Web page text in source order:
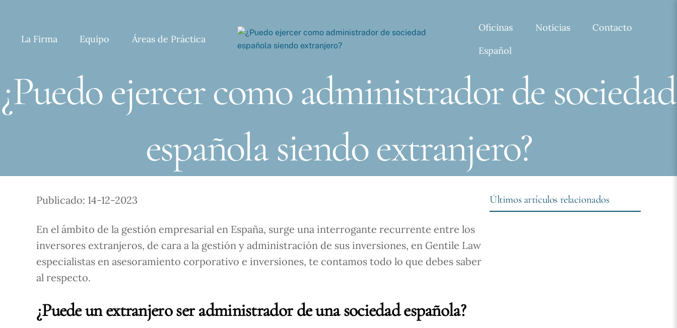
La Firma Equipo Áreas de Práctica
Oficinas Noticias
Contacto
Español
¿Puedo ejercer como administrador de sociedad
española siendo extranjero?
Publicado: 14-12-2023
En el ámbito de la gestión empresarial en España, surge una interrogante recurrente entre los
inversores extranjeros, de cara a la gestión y administración de sus inversiones, en Gentile Law
especialistas en asesoramiento corporativo e inversiones, te contamos todo lo que debes saber
al respecto.
¿Puede un extranjero ser administrador de una sociedad española?
Últimos artículos relacionados